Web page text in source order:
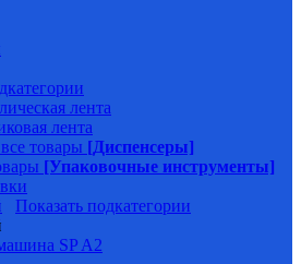
лента
лента
товары [Диспенсеры]
[Упаковочные инструменты]
Показать подкатегории
SP A2